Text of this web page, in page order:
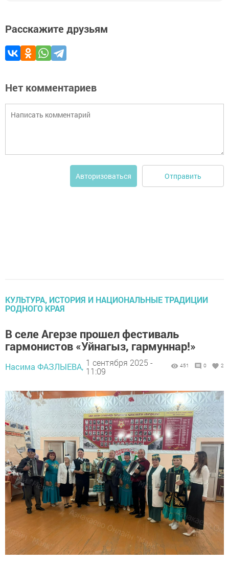
Расскажите друзьям
Нет комментариев
Авторизоваться Отправить
КУЛЬТУРА, ИСТОРИЯ И НАЦИОНАЛЬНЫЕ ТРАДИЦИИ
РОДНОГО КРАЯ
В селе Агерзе прошел фестиваль
гармонистов «Уйнагыз, гармуннар!»
Насима ФАЗЛЫЕВА, 1 сентября 2025 -
11:09
451 0 2